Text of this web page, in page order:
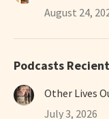
August 24,
Podcasts
Other Lives
July 3, 2026